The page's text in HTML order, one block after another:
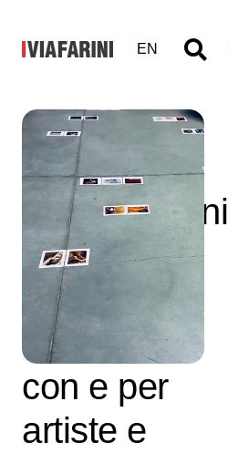
EN
Combinare
combinazioni
–
Laboratorio
di filosofia
con e per
artiste e